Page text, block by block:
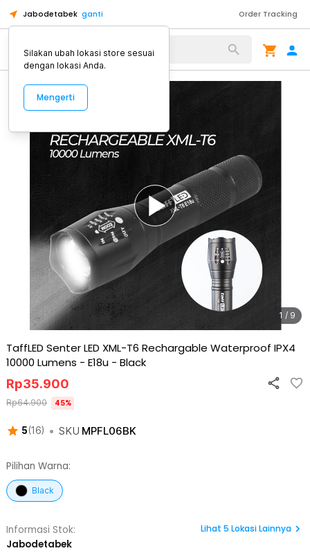
Jabodetabek ganti Order Tracking
Alat Kopi
1 / 9
TaffLED Senter LED XML-T6 Rechargable Waterproof IPX4
10000 Lumens - E18u - Black
5(16) • SKU MPFL06BK
Rp35.900
Rp64.900 45%
Pilihan Warna:
Black
Informasi Stok:
Jabodetabek
Lihat 5 Lokasi Lainnya
Silakan ubah lokasi store sesuai
dengan lokasi Anda.
Mengerti